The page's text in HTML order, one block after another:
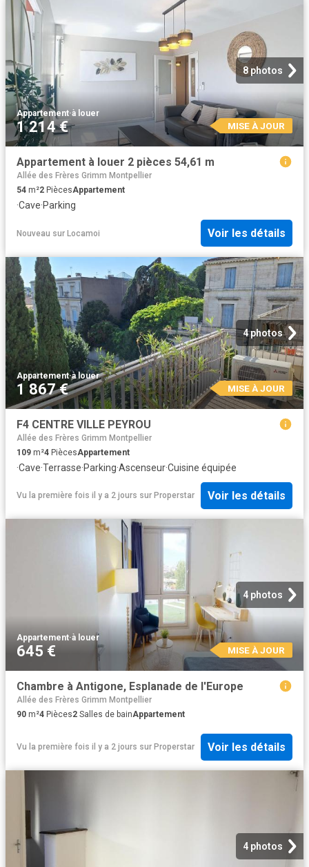
8 photos
Appartement·à louer
1 214 € MISE À JOUR
Appartement à louer 2 pièces 54,61 m
Allée des Frères Grimm Montpellier
54 m²2 PiècesAppartement
·Cave·Parking
Nouveau sur Locamoi Voir les détails
4 photos
Appartement·à louer
1 867 € MISE À JOUR
F4 CENTRE VILLE PEYROU
Allée des Frères Grimm Montpellier
109 m²4 PiècesAppartement
·Cave·Terrasse·Parking·Ascenseur·Cuisine équipée
Vu la première fois il y a 2 jours sur Properstar Voir les détails
4 photos
Appartement·à louer
645 € MISE À JOUR
Chambre à Antigone, Esplanade de l'Europe
Allée des Frères Grimm Montpellier
90 m²4 Pièces2 Salles de bainAppartement
Vu la première fois il y a 2 jours sur Properstar Voir les détails
4 photos